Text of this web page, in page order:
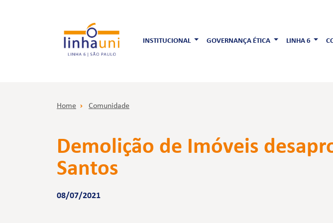
INSTITUCIONAL GOVERNANÇA ÉTICA LINHA 6
Home Comunidade
Demolição de Imóveis
Santos
08/07/2021